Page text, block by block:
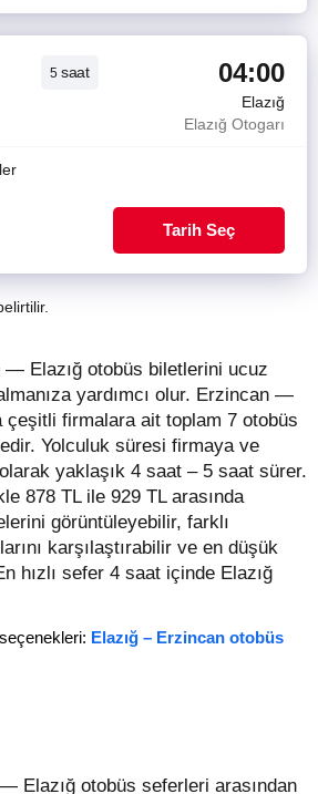
5 saat 04:00
Elazığ
Elazığ Otogarı
Tarih Seç
Elazığ otobüs biletlerini ucuz
yardımcı olur. Erzincan —
çeşitli firmalara ait toplam 7 otobüs
Yolculuk süresi firmaya ve
yaklaşık 4 saat – 5 saat sürer.
878 TL ile 929 TL arasında
görüntüleyebilir, farklı
karşılaştırabilir ve en düşük
hızlı sefer 4 saat içinde Elazığ
Elazığ – Erzincan otobüs
Elazığ otobüs seferleri arasından